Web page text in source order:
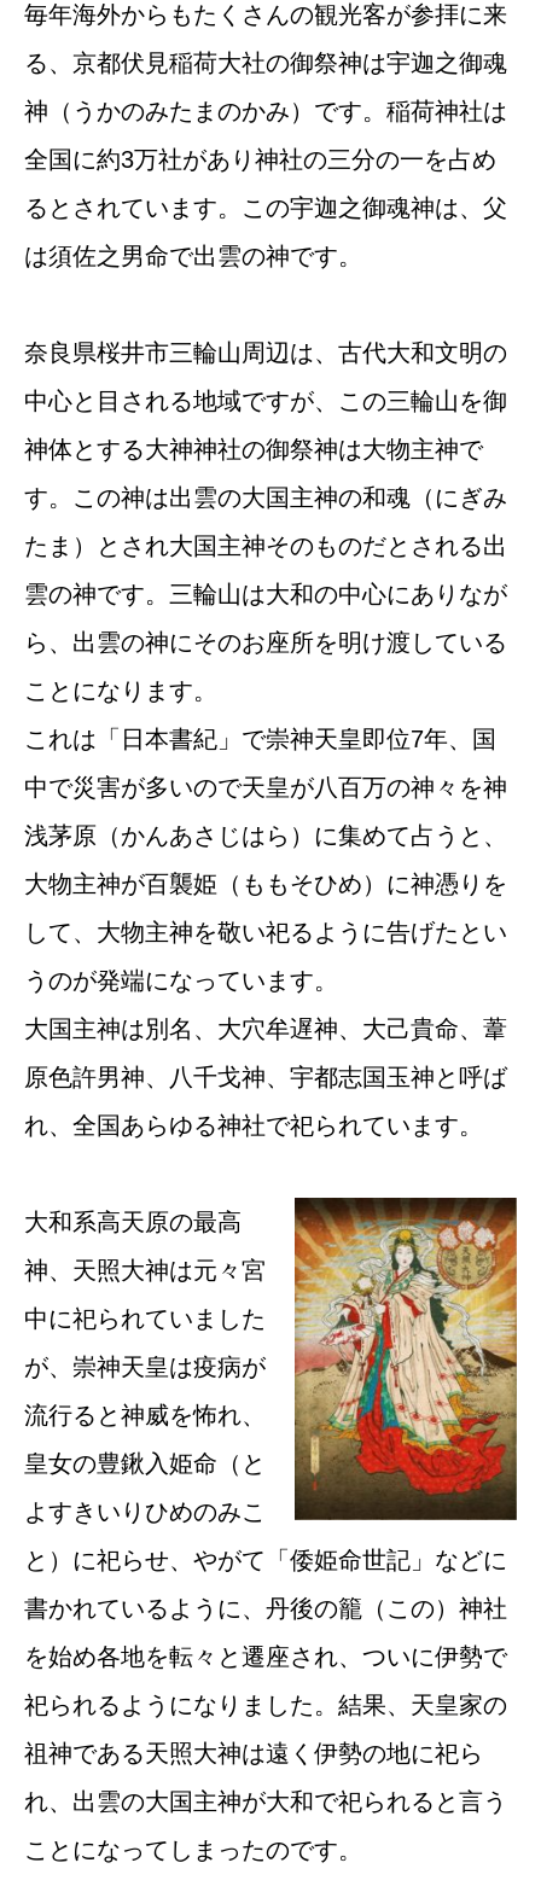
毎年海外からもたくさんの観光客が参拝に来
る、京都伏見稲荷大社の御祭神は宇迦之御魂
神（うかのみたまのかみ）です。稲荷神社は
全国に約3万社があり神社の三分の一を占め
るとされています。この宇迦之御魂神は、父
は須佐之男命で出雲の神です。
奈良県桜井市三輪山周辺は、古代大和文明の
中心と目される地域ですが、この三輪山を御
神体とする大神神社の御祭神は大物主神で
す。この神は出雲の大国主神の和魂（にぎみ
たま）とされ大国主神そのものだとされる出
雲の神です。三輪山は大和の中心にありなが
ら、出雲の神にそのお座所を明け渡している
ことになります。
これは「日本書紀」で崇神天皇即位7年、国
中で災害が多いので天皇が八百万の神々を神
浅茅原（かんあさじはら）に集めて占うと、
大物主神が百襲姫（ももそひめ）に神憑りを
して、大物主神を敬い祀るように告げたとい
うのが発端になっています。
大国主神は別名、大穴牟遅神、大己貴命、葦
原色許男神、八千戈神、宇都志国玉神と呼ば
れ、全国あらゆる神社で祀られています。
大和系高天原の最高
神、天照大神は元々宮
中に祀られていました
が、崇神天皇は疫病が
流行ると神威を怖れ、
皇女の豊鍬入姫命（と
よすきいりひめのみこ
と）に祀らせ、やがて「倭姫命世記」などに
書かれているように、丹後の籠（この）神社
を始め各地を転々と遷座され、ついに伊勢で
祀られるようになりました。結果、天皇家の
祖神である天照大神は遠く伊勢の地に祀ら
れ、出雲の大国主神が大和で祀られると言う
ことになってしまったのです。